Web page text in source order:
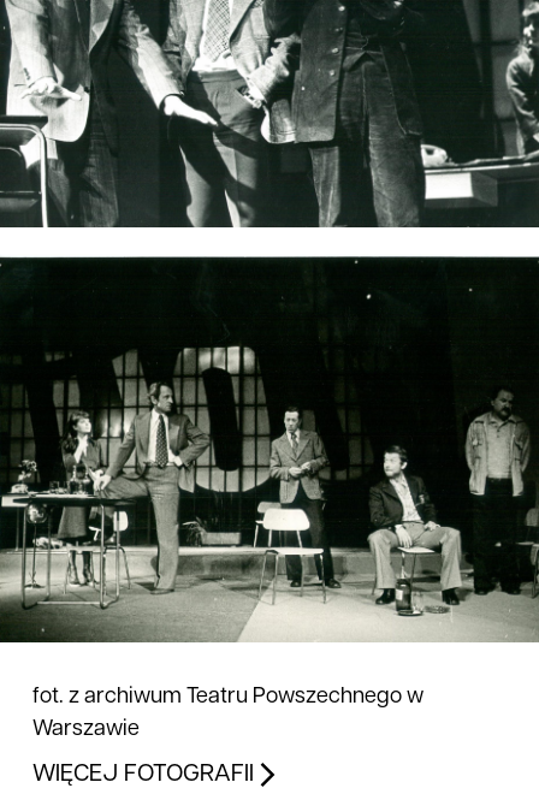
fot. z archiwum Teatru Powszechnego w
Warszawie
WIĘCEJ FOTOGRAFII